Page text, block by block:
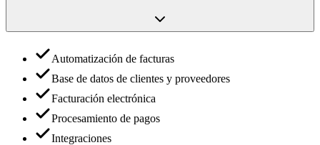
Automatización de facturas
Base de datos de clientes y proveedores
Facturación electrónica
Procesamiento de pagos
Integraciones